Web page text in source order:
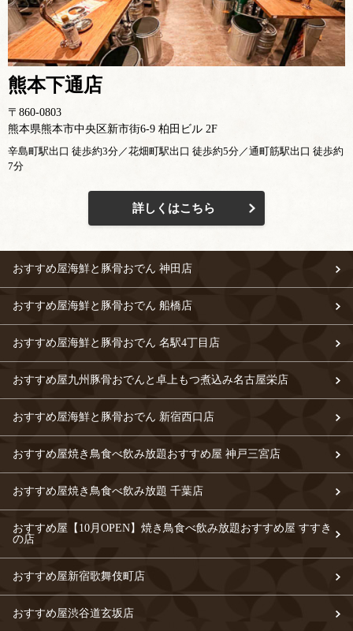
熊本下通店
〒860-0803
熊本県熊本市中央区新市街6-9 柏田ビル 2F
辛島町駅出口 徒歩約3分／花畑町駅出口 徒歩約5分／通町筋駅出口 徒歩約
7分
詳しくはこちら
おすすめ屋海鮮と豚骨おでん 神田店
おすすめ屋海鮮と豚骨おでん 船橋店
おすすめ屋海鮮と豚骨おでん 名駅4丁目店
おすすめ屋九州豚骨おでんと卓上もつ煮込み名古屋栄店
おすすめ屋海鮮と豚骨おでん 新宿西口店
おすすめ屋焼き鳥食べ飲み放題おすすめ屋 神戸三宮店
おすすめ屋焼き鳥食べ飲み放題 千葉店
おすすめ屋【10月OPEN】焼き鳥食べ飲み放題おすすめ屋 すすき
の店
おすすめ屋新宿歌舞伎町店
おすすめ屋渋谷道玄坂店